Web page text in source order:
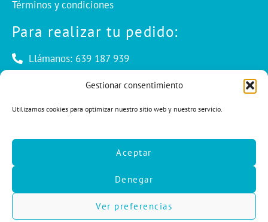
Gestionar consentimiento
Utilizamos cookies para optimizar nuestro sitio web y nuestro servicio.
Aceptar
Denegar
Ver preferencias
Términos y condiciones
Para realizar tu pedido:
Llámanos: 639 187 939
Envíanos un mail: info@cuentaconello.com
info@cuentaconello.com
a n i
k